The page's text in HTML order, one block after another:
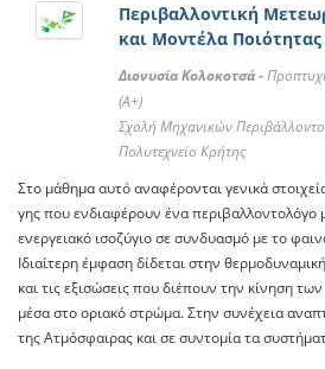
Περιβαλλοντική
και Μοντέλα
Διονυσία Κολοκοτσά -
(A+)
Σχολή Μηχανικών
Πολυτεχνείο Κρήτης
Στο μάθημα αυτό αναφέρονται γενικά
γης που ενδιαφέρουν ένα περιβαλλοντολόγο
ενεργειακό ισοζύγιο σε συνδυασμό με το
Ιδιαίτερη έμφαση δίδεται στην
και τις εξισώσεις που διέπουν την κίνηση
μέσα στο οριακό στρώμα. Στην συνέχεια
της Ατμόσφαιρας και σε συντομία τα